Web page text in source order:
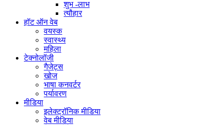
शुभ -लाभ
त्यौहार
हॉट ऑन वेब
वयस्क
स्वास्थ्य
महिला
टेक्नोलॉजी
गैजेट्स
खोज
भाषा कनवर्टर
पर्यावरण
मीडिया
इलेक्ट्रॉनिक मीडिया
वेब मीडिया